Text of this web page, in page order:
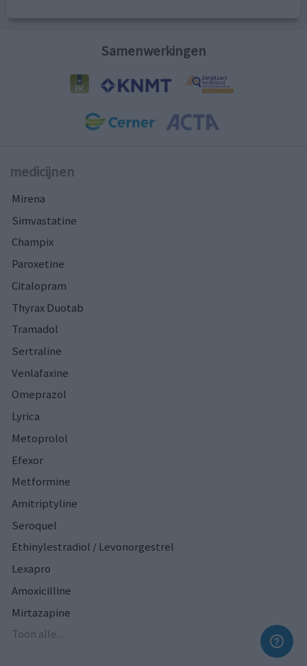
Samenwerkingen
medicijnen
Mirena
Simvastatine
Champix
Paroxetine
Citalopram
Thyrax Duotab
Tramadol
Sertraline
Venlafaxine
Omeprazol
Lyrica
Metoprolol
Efexor
Metformine
Amitriptyline
Seroquel
Ethinylestradiol / Levonorgestrel
Lexapro
Amoxicilline
Mirtazapine
Toon alle...